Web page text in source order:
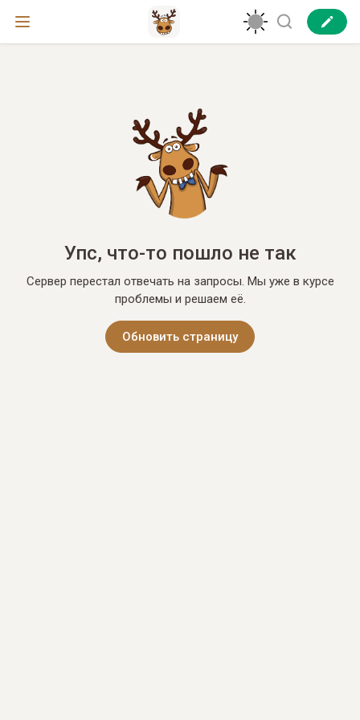
Упс, что-то пошло не так
Сервер перестал отвечать на запросы. Мы уже в курсе
проблемы и решаем её.
Обновить страницу